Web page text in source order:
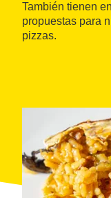
También tienen
propuestas para
pizzas.
acercarse a una
muchos turistas.